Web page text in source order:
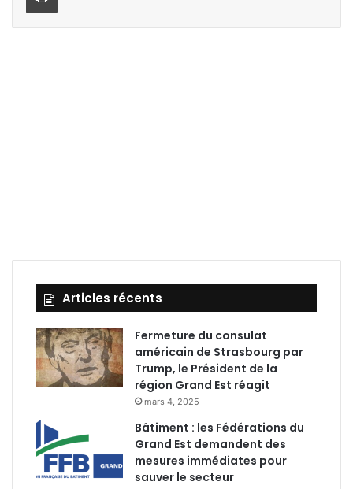
Articles récents
Fermeture du consulat
américain de Strasbourg par
Trump, le Président de la
région Grand Est réagit
mars 4, 2025
Bâtiment : les Fédérations du
Grand Est demandent des
mesures immédiates pour
sauver le secteur